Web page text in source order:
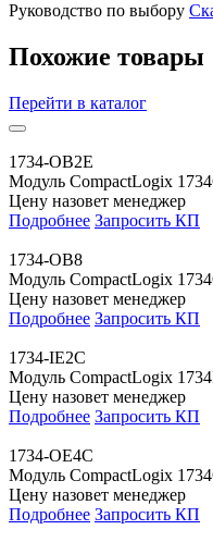
Руководство по выбору
Похожие товары
Перейти в каталог
1734-OB2E
Модуль CompactLogix
Цену назовет менеджер
Подробнее Запросить КП
1734-OB8
Модуль CompactLogix
Цену назовет менеджер
Подробнее Запросить КП
1734-IE2C
Модуль CompactLogix
Цену назовет менеджер
Подробнее Запросить КП
1734-OE4C
Модуль CompactLogix
Цену назовет менеджер
Подробнее Запросить КП